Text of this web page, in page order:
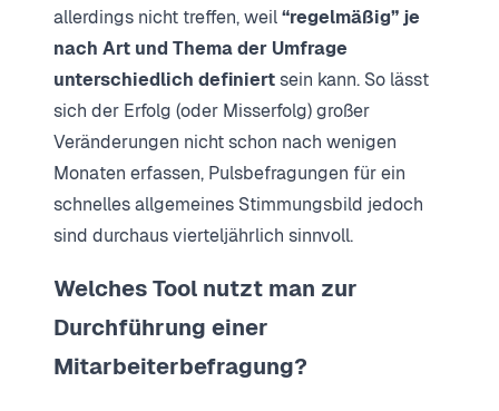
allerdings nicht treffen, weil“regelmäßig” je
nach Art und Thema der Umfrage
unterschiedlich definiertsein kann. So lässt
sich der Erfolg (oder Misserfolg) großer
Veränderungen nicht schon nach wenigen
Monaten erfassen, Pulsbefragungen für ein
schnelles allgemeines Stimmungsbild jedoch
sind durchaus vierteljährlich sinnvoll.
Welches Tool nutzt man zur
Durchführung einer
Mitarbeiterbefragung?